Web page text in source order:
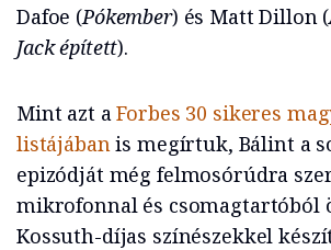
Dafoe (Pókember) és Matt Dillon (
Jack épített).
Mint azt aForbes 30 sikeres
listájábanis megírtuk, Bálint a
epizódját még felmosórúdra
mikrofonnal és csomagtartóból
Kossuth-díjas színészekkel